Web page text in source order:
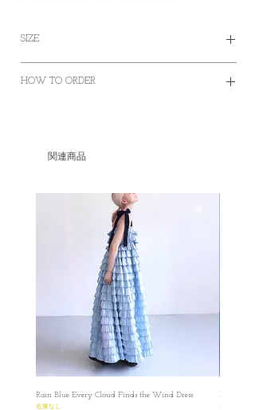
SIZE
87
97
Shoulder F
45
F
圖片是在白光燈之下拍攝的（偏藍），影片
都是在陽光下直出，顏色偏黃，比較接近布
料的實際顏色
All dimensions are measured manually with
HOW TO ORDER
✿Free Standard Shipping is offered on orders
✿Door to Door service of SF express
✿Some photos are for sample purposes only,
colour may vary Please manage your
✿No cancellation of Pre-orders.
✿台灣和澳門地區HKD1500包郵
✿某些地區因為疫情問題只能用海運
✿因台灣海關的需要，台灣客人請填寫中文
全名和身份證或居留證號碼作認證用途。 如
有任何疑問想再作查詢，歡迎透過此網站或
者IG聯絡我們。 如果在訂單上因私隱問題不
索取，保障雙方資料。
関連商品
Rain Blue Every Cloud Finds the Wind Dress
在庫なし
Ivory
在庫なし